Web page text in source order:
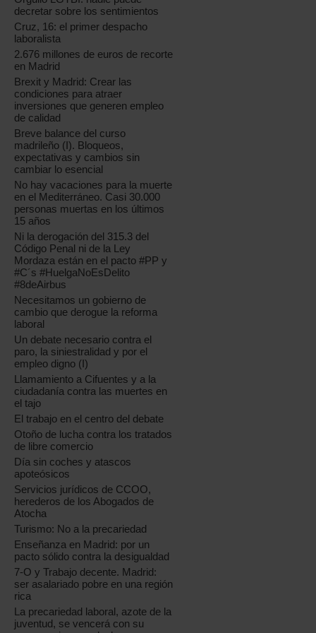
decretar sobre los sentimientos
Cruz, 16: el primer despacho
laboralista
2.676 millones de euros de recorte
en Madrid
Brexit y Madrid: Crear las
condiciones para atraer
inversiones que generen empleo
de calidad
Breve balance del curso
madrileño (I). Bloqueos,
expectativas y cambios sin
cambiar lo esencial
No hay vacaciones para la muerte
en el Mediterráneo. Casi 30.000
personas muertas en los últimos
15 años
Ni la derogación del 315.3 del
Código Penal ni de la Ley
Mordaza están en el pacto #PP y
#C´s #HuelgaNoEsDelito
#8deAirbus
Necesitamos un gobierno de
cambio que derogue la reforma
laboral
Un debate necesario contra el
paro, la siniestralidad y por el
empleo digno (I)
Llamamiento a Cifuentes y a la
ciudadanía contra las muertes en
el tajo
El trabajo en el centro del debate
Otoño de lucha contra los tratados
de libre comercio
Día sin coches y atascos
apoteósicos
Servicios jurídicos de CCOO,
herederos de los Abogados de
Atocha
Turismo: No a la precariedad
Enseñanza en Madrid: por un
pacto sólido contra la desigualdad
7-O y Trabajo decente. Madrid:
ser asalariado pobre en una región
rica
La precariedad laboral, azote de la
juventud, se vencerá con su